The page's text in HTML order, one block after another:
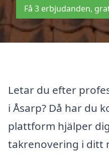
Få 3 erbjudanden,
Letar du efter
i Åsarp? Då har du
plattform hjälper
takrenovering i ditt